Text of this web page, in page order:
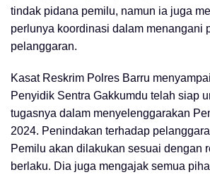
tindak pidana pemilu, namun ia juga
perlunya koordinasi dalam menangani
pelanggaran.
Kasat Reskrim Polres Barru
Penyidik Sentra Gakkumdu telah siap
tugasnya dalam menyelenggarakan
2024. Penindakan terhadap
Pemilu akan dilakukan sesuai dengan
berlaku. Dia juga mengajak semua